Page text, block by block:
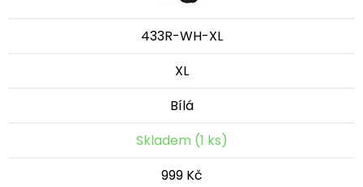
433R-WH-XL
XL
Bílá
Skladem (1 ks)
999 Kč